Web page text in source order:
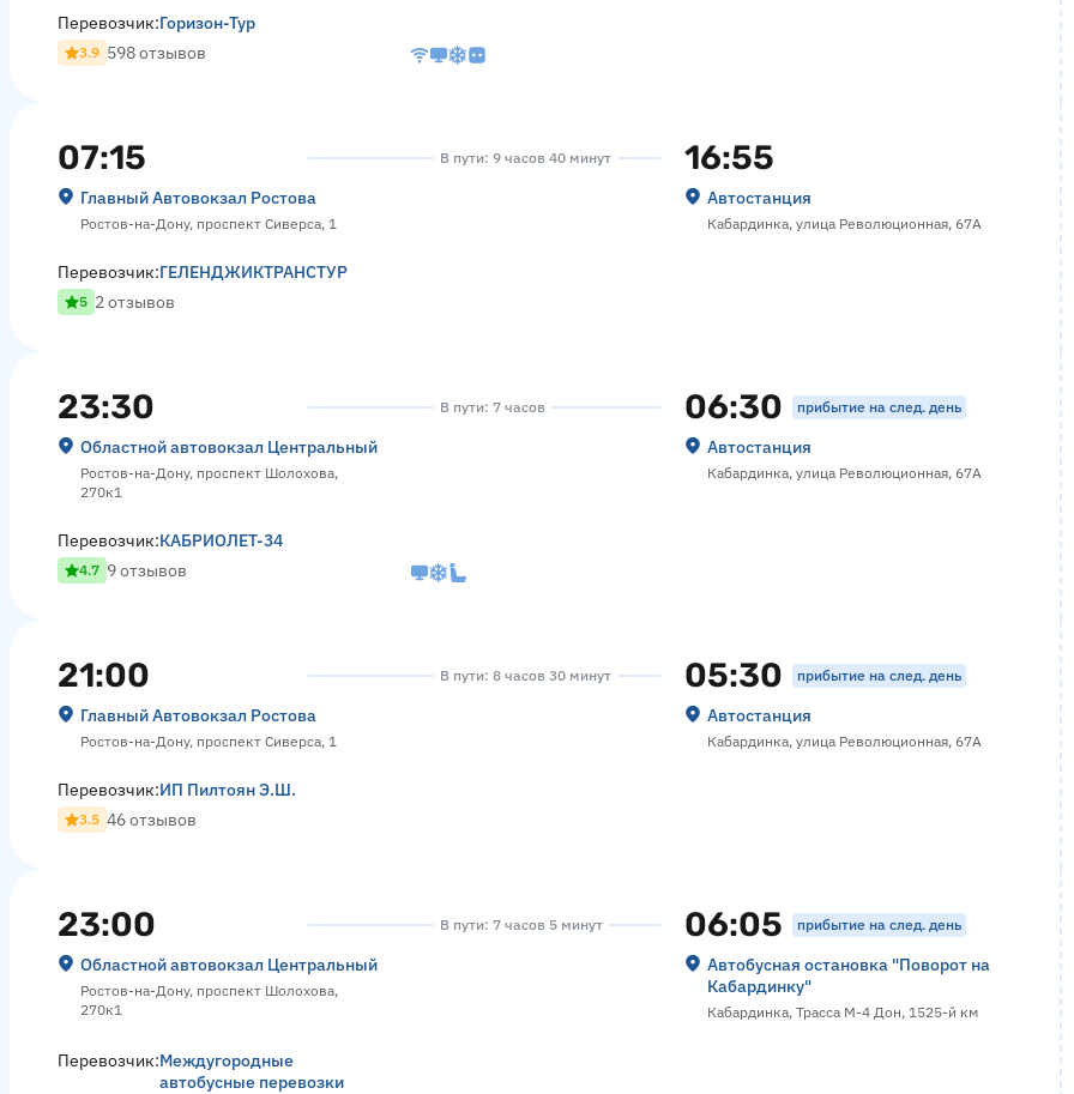
Перевозчик:Горизон-Тур
3.9 598 отзывов
07:15
Главный Автовокзал Ростова
Ростов-на-Дону, проспект Сиверса, 1
В пути: 9 часов 40 минут 16:55
Автостанция
Кабардинка, улица Революционная, 67А
Перевозчик:ГЕЛЕНДЖИКТРАНСТУР
5 2 отзывов
23:30
Областной автовокзал Центральный
Ростов-на-Дону, проспект Шолохова,
270к1
В пути: 7 часов 06:30 прибытие на след. день
Автостанция
Кабардинка, улица Революционная, 67А
Перевозчик:КАБРИОЛЕТ-34
4.7 9 отзывов
21:00
Главный Автовокзал Ростова
Ростов-на-Дону, проспект Сиверса, 1
В пути: 8 часов 30 минут 05:30 прибытие на след. день
Автостанция
Кабардинка, улица Революционная, 67А
Перевозчик:ИП Пилтоян Э.Ш.
3.5 46 отзывов
23:00
Областной автовокзал Центральный
Ростов-на-Дону, проспект Шолохова,
270к1
В пути: 7 часов 5 минут 06:05 прибытие на след. день
Автобусная остановка "Поворот на
Кабардинку"
Кабардинка, Трасса М-4 Дон, 1525-й км
Перевозчик:Междугородные
автобусные перевозки